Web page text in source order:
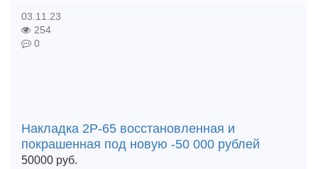
03.11.23
254
0
Накладка 2Р-65 восстановленная и
покрашенная под новую -50 000 рублей
50000 руб.